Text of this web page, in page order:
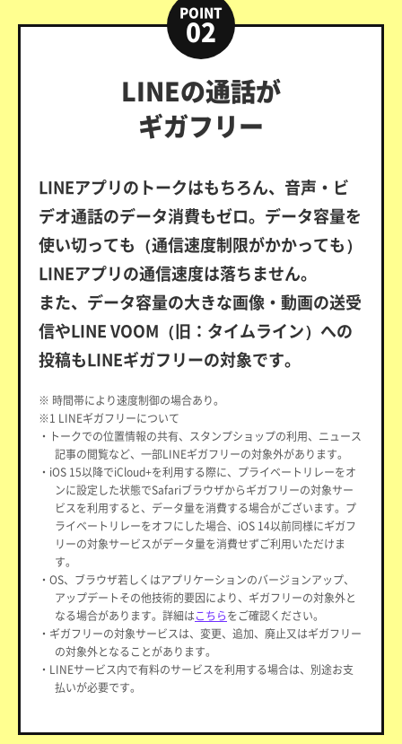
POINT
02
LINEの通話が
ギガフリー
LINEアプリのトークはもちろん、音声・ビ
デオ通話のデータ消費もゼロ。データ容量を
使い切っても（通信速度制限がかかっても）
LINEアプリの通信速度は落ちません。
また、データ容量の大きな画像・動画の送受
信やLINE VOOM（旧：タイムライン）への
投稿もLINEギガフリーの対象です。
※ 時間帯により速度制御の場合あり。
※1 LINEギガフリーについて
・トークでの位置情報の共有、スタンプショップの利用、ニュース
記事の閲覧など、一部LINEギガフリーの対象外があります。
・iOS 15以降でiCloud+を利用する際に、プライベートリレーをオ
ンに設定した状態でSafariブラウザからギガフリーの対象サー
ビスを利用すると、データ量を消費する場合がございます。プ
ライベートリレーをオフにした場合、iOS 14以前同様にギガフ
リーの対象サービスがデータ量を消費せずご利用いただけま
す。
・OS、ブラウザ若しくはアプリケーションのバージョンアップ、
アップデートその他技術的要因により、ギガフリーの対象外と
なる場合があります。詳細はこちらをご確認ください。
・ギガフリーの対象サービスは、変更、追加、廃止又はギガフリー
の対象外となることがあります。
・LINEサービス内で有料のサービスを利用する場合は、別途お支
払いが必要です。